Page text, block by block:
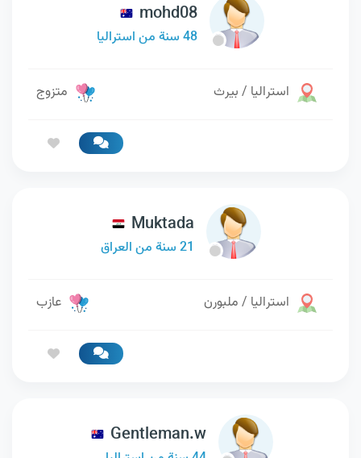
mohd08
48 سنة من استراليا
استراليا / بيرث متزوج
Muktada
21 سنة من العراق
استراليا / ملبورن عازب
Gentleman.w